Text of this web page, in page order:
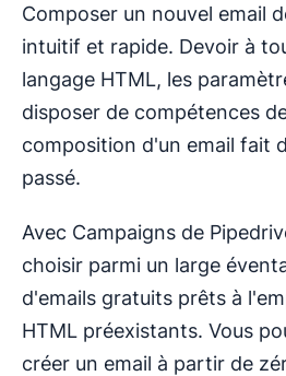
Composer un nouvel email
intuitif et rapide. Devoir à
langage HTML, les
disposer de compétences
composition d'un email fait
passé.
Avec Campaigns de
choisir parmi un large
d'emails gratuits prêts à
HTML préexistants. Vous
créer un email à partir de